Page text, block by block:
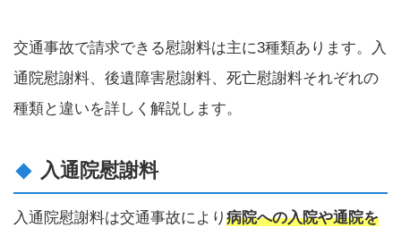
交通事故で請求できる慰謝料は主に3種類あります。入
通院慰謝料、後遺障害慰謝料、死亡慰謝料それぞれの
種類と違いを詳しく解説します。
入通院慰謝料
入通院慰謝料は交通事故により 病院への入院や通院を